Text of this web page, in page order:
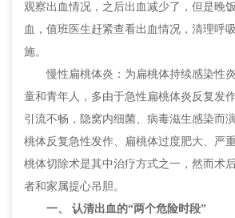
观察出血情况，之后出血减少了，但是晚
血，值班医生赶紧查看出血情况，清理呼
施。
慢性扁桃体炎：为扁桃体持续感染性
童和青年人，多由于急性扁桃体炎反复发
引流不畅，隐窝内细菌、病毒滋生感染而
桃体反复急性发作、扁桃体过度肥大、严
桃体切除术是其中治疗方式之一，然而术
者和家属提心吊胆。
一、 认清出血的“两个危险时段”